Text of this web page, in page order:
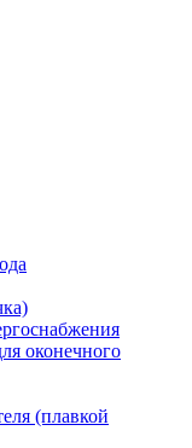
оконечного
(плавкой